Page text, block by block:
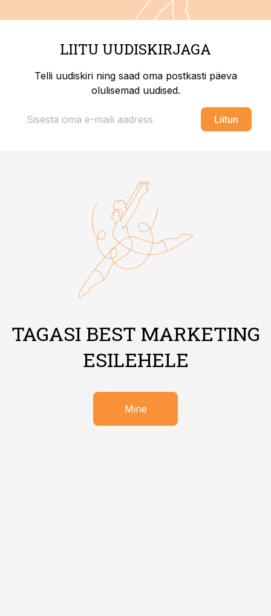
LIITU UUDISKIRJAGA
Telli uudiskiri ning saad oma postkasti päeva
olulisemad uudised.
Liitun
TAGASI BEST MARKETING
ESILEHELE
Mine